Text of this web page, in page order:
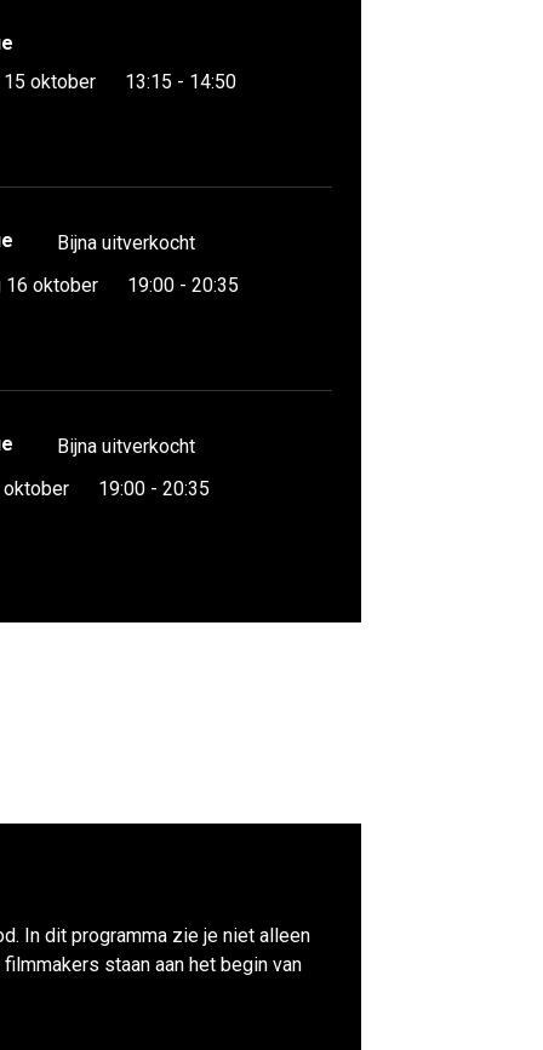
oktober
13:15 - 14:50
Bijna uitverkocht
16 oktober
19:00 - 20:35
Bijna uitverkocht
oktober
19:00 - 20:35
In dit programma zie je niet alleen
staan aan het begin van